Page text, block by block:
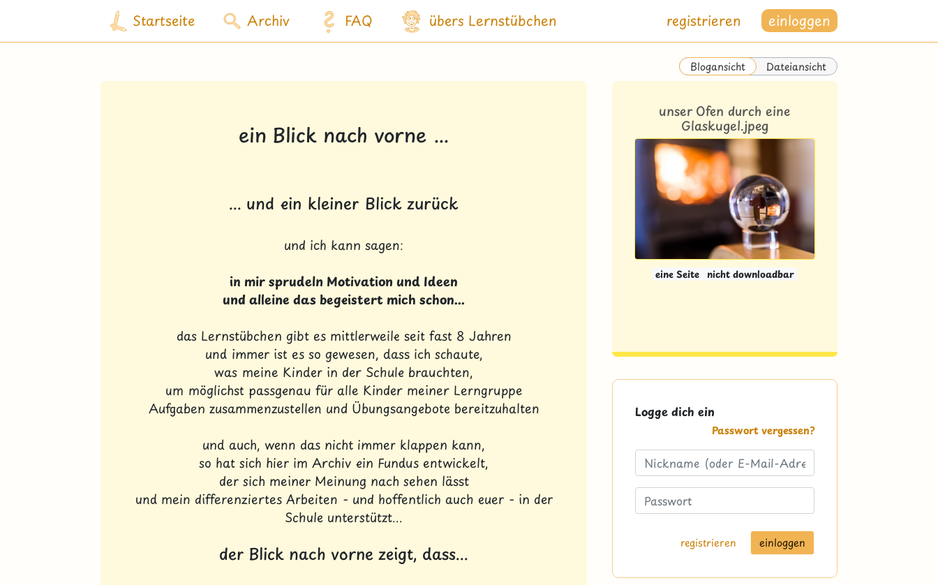
Startseite Archiv FAQ übers Lernstübchen registrieren einloggen
Blogansicht Dateiansicht
ein Blick nach vorne ...
... und ein kleiner Blick zurück
und ich kann sagen:
in mir sprudeln Motivation und Ideen
und alleine das begeistert mich schon...
das Lernstübchen gibt es mittlerweile seit fast 8 Jahren
und immer ist es so gewesen, dass ich schaute,
was meine Kinder in der Schule brauchten,
um möglichst passgenau für alle Kinder meiner Lerngruppe
Aufgaben zusammenzustellen und Übungsangebote bereitzuhalten
und auch, wenn das nicht immer klappen kann,
so hat sich hier im Archiv ein Fundus entwickelt,
der sich meiner Meinung nach sehen lässt
und mein differenziertes Arbeiten - und hoffentlich auch euer - in der
Schule unterstützt...
der Blick nach vorne zeigt, dass...
unser Ofen durch eine
Glaskugel.jpeg
eine Seite nicht downloadbar
Logge dich ein
Passwort vergessen?
registrieren